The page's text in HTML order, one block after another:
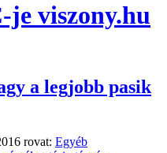
je viszony.hu
a legjobb pasik
rovat: Egyéb